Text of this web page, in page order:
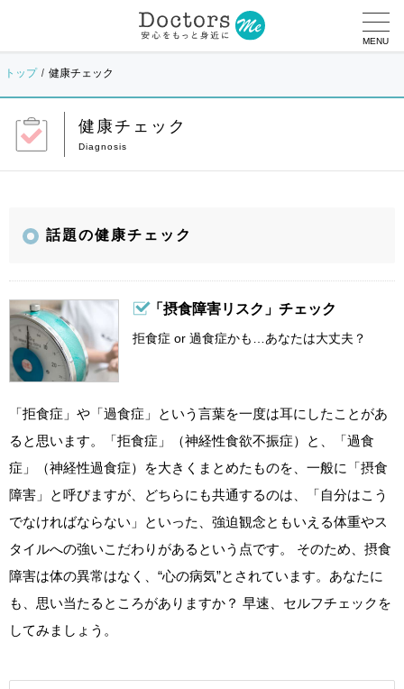
MENU
トップ 健康チェック
健康チェック
話題の健康チェック
「摂食障害リスク」チェック
拒食症 or 過食症かも…あなたは大丈夫？
「拒食症」や「過食症」という言葉を一度は耳にしたことがあ
ると思います。「拒食症」（神経性食欲不振症）と、「過食
症」（神経性過食症）を大きくまとめたものを、一般に「摂食
障害」と呼びますが、どちらにも共通するのは、「自分はこう
でなければならない」といった、強迫観念ともいえる体重やス
タイルへの強いこだわりがあるという点です。 そのため、摂食
障害は体の異常はなく、“心の病気”とされています。あなたに
も、思い当たるところがありますか？ 早速、セルフチェックを
してみましょう。